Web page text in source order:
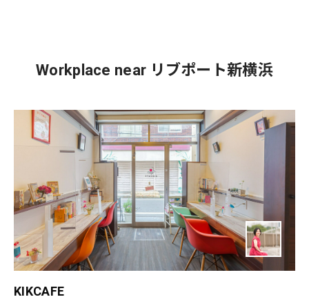
Workplace near リブポート新横浜
KIKCAFE